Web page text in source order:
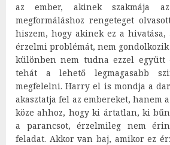
az ember, akinek szakmája
megformáláshoz rengeteget
hiszem, hogy akinek ez a hivatása,
érzelmi problémát, nem
különben nem tudna ezzel együtt
tehát a lehető legmagasabb
megfelelni. Harry el is mondja a
akasztatja fel az embereket, hanem
köze ahhoz, hogy ki ártatlan, ki
a parancsot, érzelmileg nem
feladat. Akkor van baj, amikor ez